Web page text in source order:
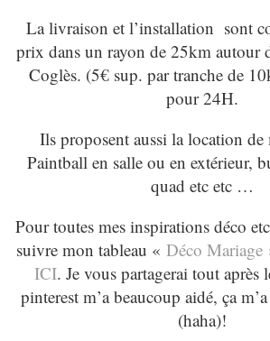
La livraison et l’installation sont
prix dans un rayon de 25km autour
Coglès. (5€ sup. par tranche de
pour 24H.
Ils proposent aussi la location de
Paintball en salle ou en extérieur,
quad etc etc …
Pour toutes mes inspirations déco
suivre mon tableau « Déco Mariage
ICI. Je vous partagerai tout après
pinterest m’a beaucoup aidé, ça
(haha)!